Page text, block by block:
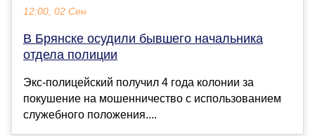
12:00, 02 Сен
В Брянске осудили бывшего начальника
отдела полиции
Экс-полицейский получил 4 года колонии за
покушение на мошенничество с использованием
служебного положения....